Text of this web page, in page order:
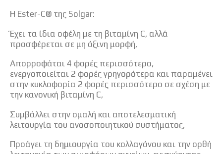
H Ester-C® της Solgar:
Έχει τα ίδια οφέλη με τη βιταμίνη C, αλλά
προσφέρεται σε μη όξινη μορφή,
Απορροφάται 4 φορές περισσότερο,
ενεργοποιείται 2 φορές γρηγορότερα και παραμένει
στην κυκλοφορία 2 φορές περισσότερο σε σχέση με
την κανονική βιταμίνη C,
Συμβάλλει στην ομαλή και αποτελεσματική
λειτουργία του ανοσοποιητικού συστήματος,
Προάγει τη δημιουργία του κολλαγόνου και την ορθή